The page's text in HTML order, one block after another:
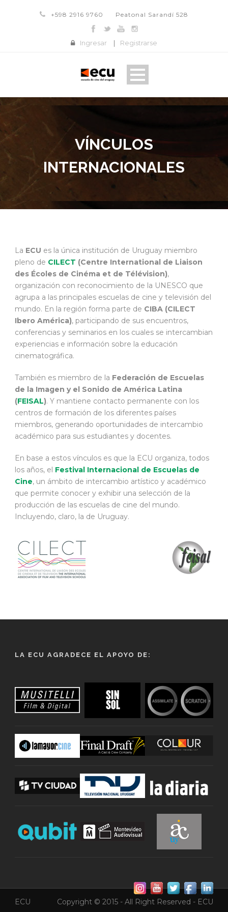
+598 2916 9760 Peatonal Sarandí 528
Ingresar | Registrarse
VÍNCULOS
INTERNACIONALES
La ECU es la única institución de Uruguay miembro
pleno de CILECT (Centre International de Liaison
des Écoles de Cinéma et de Télévision),
organización con reconocimiento de la UNESCO que
agrupa a las principales escuelas de cine y televisión del
mundo. En la región forma parte de CIBA (CILECT
Ibero América), participando de sus encuentros,
conferencias y seminarios en los cuales se intercambian
experiencias e información sobre la educación
cinematográfica.
También es miembro de la Federación de Escuelas
de la Imagen y el Sonido de América Latina
(FEISAL). Y mantiene contacto permanente con los
centros de formación de los diferentes países
miembros, generando oportunidades de intercambio
académico para sus estudiantes y docentes.
En base a estos vínculos es que la ECU organiza, todos
los años, el Festival Internacional de Escuelas de
Cine, un ámbito de intercambio artístico y académico
que permite conocer y exhibir una selección de la
producción de las escuelas de cine del mundo.
Incluyendo, claro, la de Uruguay.
LA ECU AGRADECE EL APOYO DE:
ECU Copyright © 2015 - All Right Reserved - ECU